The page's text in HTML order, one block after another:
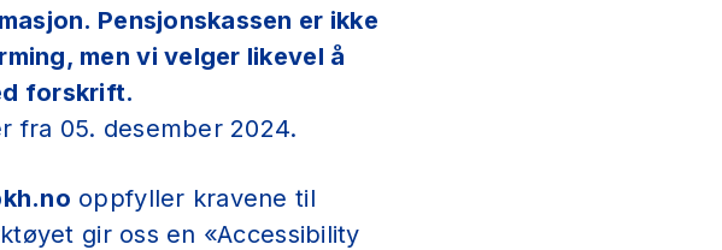
Pensjonskassen er ikke
men vi velger likevel å
forskrift.
fra 05. desember 2024.
oppfyller kravene til
gir oss en «Accessibility